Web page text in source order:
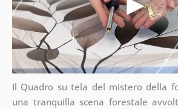
Il Quadro su tela del mistero della
una tranquilla scena forestale